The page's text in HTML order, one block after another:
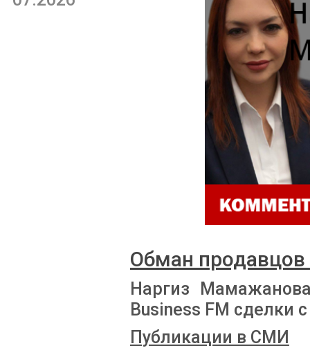
Обман
Наргиз
Business FM
Публикации в СМИ